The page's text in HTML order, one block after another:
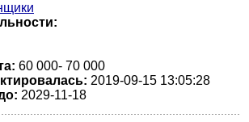
60 000- 70 000
2019-09-15 13:05:28
2029-11-18